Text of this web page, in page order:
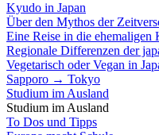
Kyudo in Japan
Über den Mythos der
Eine Reise in die ehemaligen
Regionale Differenzen der
Vegetarisch oder Vegan in
Sapporo → Tokyo
Studium im Ausland
Studium im Ausland
To Dos und Tipps